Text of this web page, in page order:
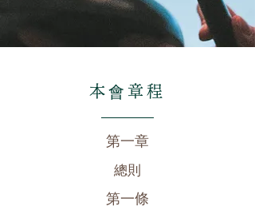
本會章程
第一章
總則
第一條